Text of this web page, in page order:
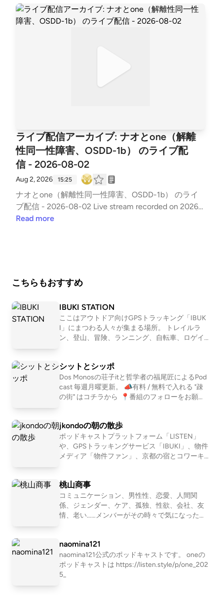
違いを受け入れて誠実に返せる人間の素直さを評価す
るone41.11 52.結論：ナオはoneにとって芸術であり
ライブ配信アーカイブ: ナオとone（解離
性同一性障害、OSDD-1b） のライブ配
信 - 2026-08-02
Aug 2, 2026 15:25
ナオとone（解離性同一性障害、OSDD-1b） のライ
ブ配信 - 2026-08-02 Live stream recorded on 2026-
08-02 20:02:15 (JST)グダグダ共意識でやり取りして
Read more
こちらもおすすめ
IBUKI STATION
ここはアウトドア向けGPSトラッキング「IBUK
I」にまつわる人々が集まる場所。 トレイルラ
ン、登山、冒険、ランニング、自転車、ロゲイ
しむ姿勢。 自然を目一杯楽しみ、苦しみなが
ら、人と接する喜びにも気付く。 アウトドアを
満喫するみなさんが、ほっとできるIBUKI STATI
ONです。 IBUKI https://ibuki.run/ 近藤淳也 IBU
OND所属。IBUKI事業担当営業・テクニカルデ
ィレクター 中川和美 OND所属。IBUKI担当。ト
レイルランナー
シットとシッポ
Dos Monosの荘子itと哲学者の福尾匠によるPod
cast 毎週月曜更新。 📣有料 / 無料で入れる "疎
の街" はコチラから ⁠ 📍番組のフォローをお願い
eetingtakumi 📩シットとシッポへの問い合わせ
はコチラ
jkondoの朝の散歩
ポッドキャストプラットフォーム「LISTEN」
や、GPSトラッキングサービス「IBUKI」、物件
メディア「物件ファン」、京都の宿とコワーキ
ら、日々の出来事や考えたことを語ります。
桃山商事
コミュニケーション、男性性、恋愛、人間関
係、ジェンダー、ケア、孤独、性欲、会社、友
情、老い……メンバーがその時々で気になったテ
軍ラジオ」(ApplePodcast)、2017〜2024年「恋
愛よももやまばなし」(ニコ生→Podcast)を配信
していました。清田隆之(文筆業)、森田(会社
員)、ワッコ(会社員)、さとう(会社員)の４人で
naomina121
naomina121公式のポッドキャストです。 oneの
ポッドキャストは https://listen.style/p/one_202
5_